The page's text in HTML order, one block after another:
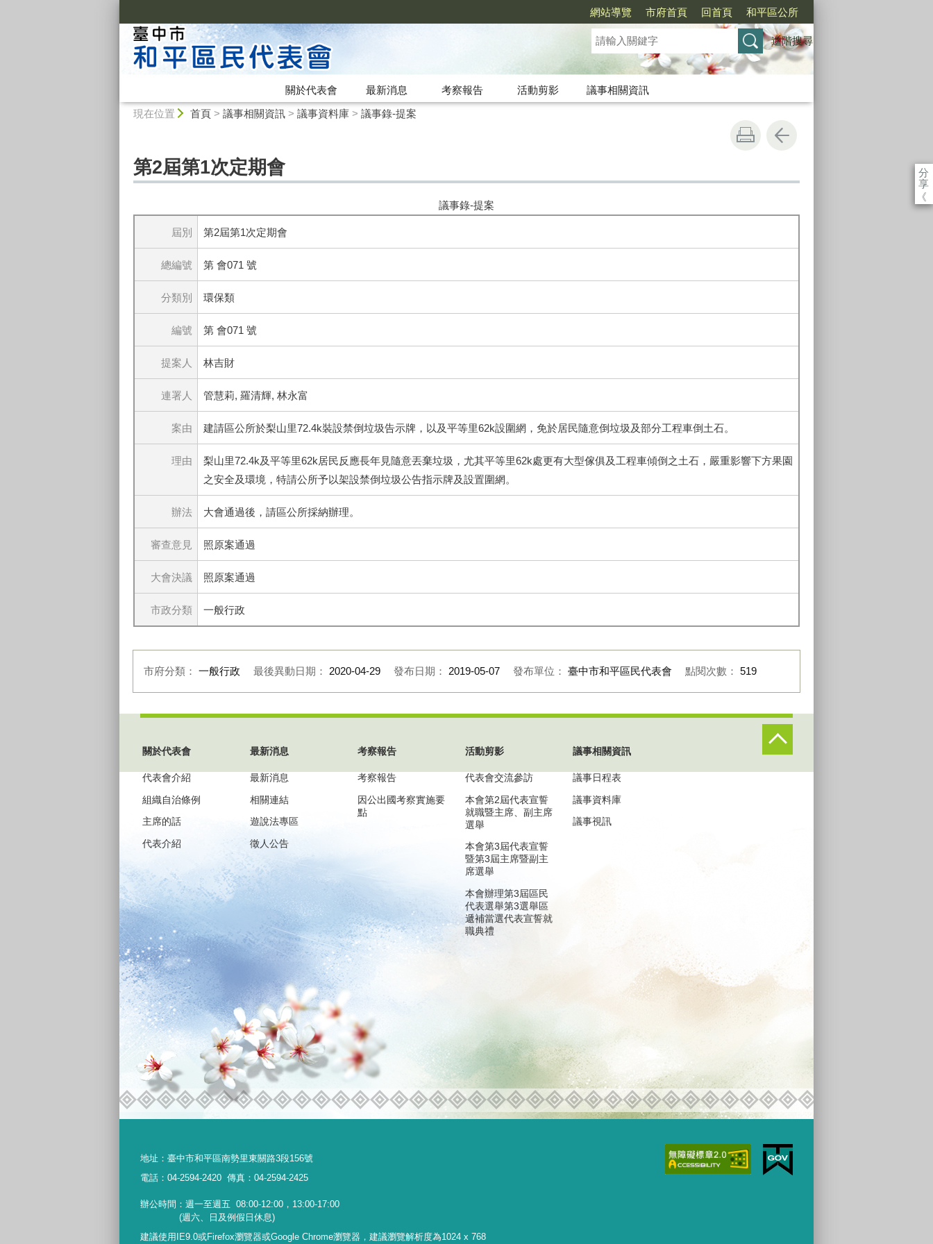
網站導覽 市府首頁 回首頁 和平區公所
進階搜尋
關於代表會 最新消息 考察報告 活動剪影
議事相關資訊
現在位置 首頁> 議事相關資訊> 議事資料庫> 議事錄-提案
分
享
《
第2屆第1次定期會
議事錄-提案
屆別 第2屆第1次定期會
總編號 第 會071 號
分類別 環保類
編號 第 會071 號
提案人 林吉財
連署人 管慧莉, 羅清輝, 林永富
案由 建請區公所於梨山里72.4k裝設禁倒垃圾告示牌，以及平等里62k設圍網，免於居民隨意倒垃圾及部分工程車倒土石。
理由
梨山里72.4k及平等里62k居民反應長年見隨意丟棄垃圾，尤其平等里62k處更有大型傢俱及工程車傾倒之土石，嚴重影響下方果園
之安全及環境，特請公所予以架設禁倒垃圾公告指示牌及設置圍網。
辦法 大會通過後，請區公所採納辦理。
審查意見 照原案通過
大會決議 照原案通過
市政分類 一般行政
市府分類： 一般行政 最後異動日期： 2020-04-29 發布日期： 2019-05-07 發布單位： 臺中市和平區民代表會 點閱次數： 519
關於代表會
代表會介紹
組織自治條例
主席的話
代表介紹
最新消息
最新消息
相關連結
遊說法專區
徵人公告
考察報告
考察報告
因公出國考察實施要
點
活動剪影
代表會交流參訪
本會第2屆代表宣誓
就職暨主席、副主席
選舉
本會第3屆代表宣誓
暨第3屆主席暨副主
席選舉
本會辦理第3屆區民
代表選舉第3選舉區
遞補當選代表宣誓就
職典禮
議事相關資訊
議事日程表
議事資料庫
議事視訊
地址： 臺中市和平區南勢里東關路3段156號
電話：04-2594-2420 傳真：04-2594-2425
辦公時間：週一至週五 08:00-12:00，13:00-17:00
(週六、日及例假日休息)
建議使用IE9.0或Firefox瀏覽器或Google Chrome瀏覽器，建議瀏覽解析度為1024 x 768